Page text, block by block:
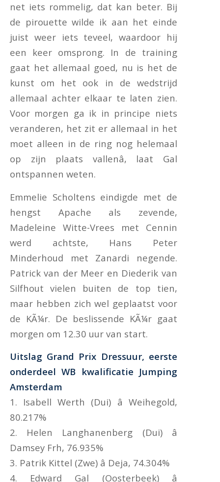
net iets rommelig, dat kan beter. Bij
de pirouette wilde ik aan het einde
juist weer iets teveel, waardoor hij
een keer omsprong. In de training
gaat het allemaal goed, nu is het de
kunst om het ook in de wedstrijd
allemaal achter elkaar te laten zien.
Voor morgen ga ik in principe niets
veranderen, het zit er allemaal in het
moet alleen in de ring nog helemaal
op zijn plaats vallenâ, laat Gal
ontspannen weten.
Emmelie Scholtens eindigde met de
hengst Apache als zevende,
Madeleine Witte-Vrees met Cennin
werd achtste, Hans Peter
Minderhoud met Zanardi negende.
Patrick van der Meer en Diederik van
Silfhout vielen buiten de top tien,
maar hebben zich wel geplaatst voor
de KÃ¼r. De beslissende KÃ¼r gaat
morgen om 12.30 uur van start.
Uitslag Grand Prix Dressuur, eerste
onderdeel WB kwalificatie Jumping
Amsterdam
1. Isabell Werth (Dui) â Weihegold,
80.217%
2. Helen Langhanenberg (Dui) â
Damsey Frh, 76.935%
3. Patrik Kittel (Zwe) â Deja, 74.304%
4. Edward Gal (Oosterbeek) â